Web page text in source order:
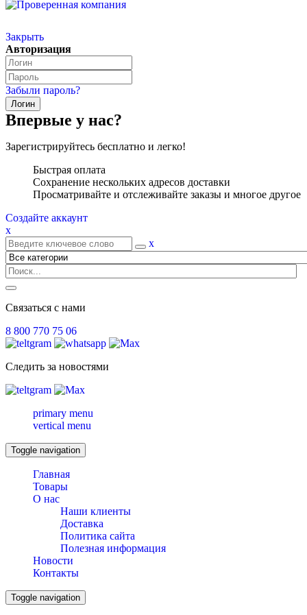
Закрыть
Авторизация
Забыли пароль?
Впервые у нас?
Зарегистрируйтесь бесплатно и легко!
Быстрая оплата
Сохранение нескольких адресов доставки
Просматривайте и отслеживайте заказы и многое другое
Создайте аккаунт
x
x
Связаться с нами
8 800 770 75 06
Следить за новостями
primary menu
vertical menu
Toggle navigation
Главная
Товары
О нас
Наши клиенты
Доставка
Политика сайта
Полезная информация
Новости
Контакты
Toggle navigation